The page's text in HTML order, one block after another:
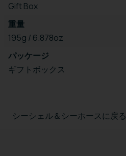
Gift Box
重量
195g / 6.878oz
パッケージ
ギフトボックス
シーシェル＆シーホースに戻る